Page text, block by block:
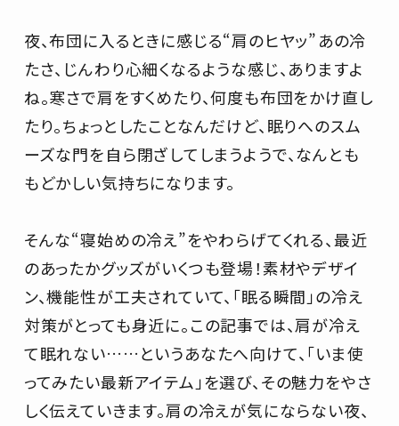
夜、布団に入るときに感じる“肩のヒヤッ”――あの冷
たさ、じんわり心細くなるような感じ、ありますよ
ね。寒さで肩をすくめたり、何度も布団をかけ直し
たり。ちょっとしたことなんだけど、眠りへのスム
ーズな門を自ら閉ざしてしまうようで、なんとも
もどかしい気持ちになります。
そんな“寝始めの冷え”をやわらげてくれる、最近
のあったかグッズがいくつも登場！素材やデザイ
ン、機能性が工夫されていて、「眠る瞬間」の冷え
対策がとっても身近に。この記事では、肩が冷え
て眠れない……というあなたへ向けて、「いま使
ってみたい最新アイテム」を選び、その魅力をやさ
しく伝えていきます。肩の冷えが気にならない夜、